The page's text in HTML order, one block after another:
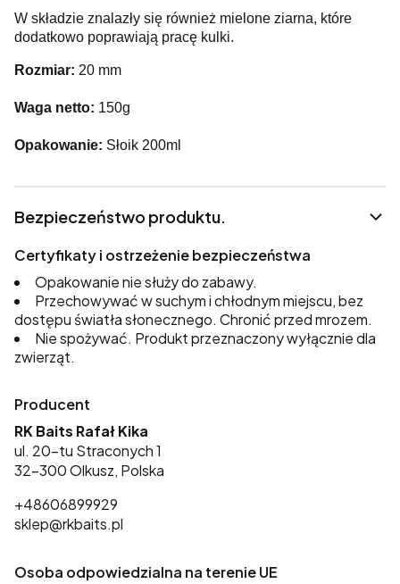
W składzie znalazły się również mielone ziarna, które
dodatkowo poprawiają pracę kulki.
Rozmiar: 20 mm
Waga netto: 150g
Opakowanie: Słoik 200ml
Bezpieczeństwo produktu.
Certyfikaty i ostrzeżenie bezpieczeństwa
Opakowanie nie służy do zabawy.
Przechowywać w suchym i chłodnym miejscu, bez
dostępu światła słonecznego. Chronić przed mrozem.
Nie spożywać. Produkt przeznaczony wyłącznie dla
zwierząt.
Producent
RK Baits Rafał Kika
ul. 20-tu Straconych 1
32-300 Olkusz, Polska
+48606899929
sklep@rkbaits.pl
Osoba odpowiedzialna na terenie UE